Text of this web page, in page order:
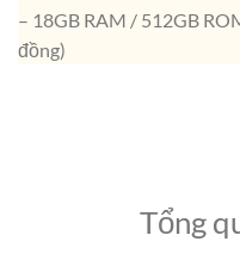
– 18GB RAM / 512GB
đồng)
Tổng